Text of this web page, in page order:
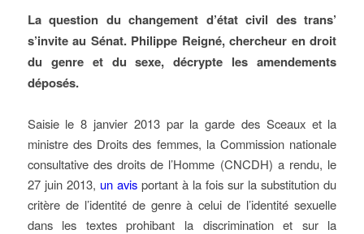
La question du changement d’état civil des trans’
s’invite au Sénat. Philippe Reigné, chercheur en droit
du genre et du sexe, décrypte les amendements
déposés.
Saisie le 8 janvier 2013 par la garde des Sceaux et la
ministre des Droits des femmes, la Commission nationale
consultative des droits de l’Homme (CNCDH) a rendu, le
27 juin 2013, un avisportant à la fois sur la substitution du
critère de l’identité de genre à celui de l’identité sexuelle
dans les textes prohibant la discrimination et sur la